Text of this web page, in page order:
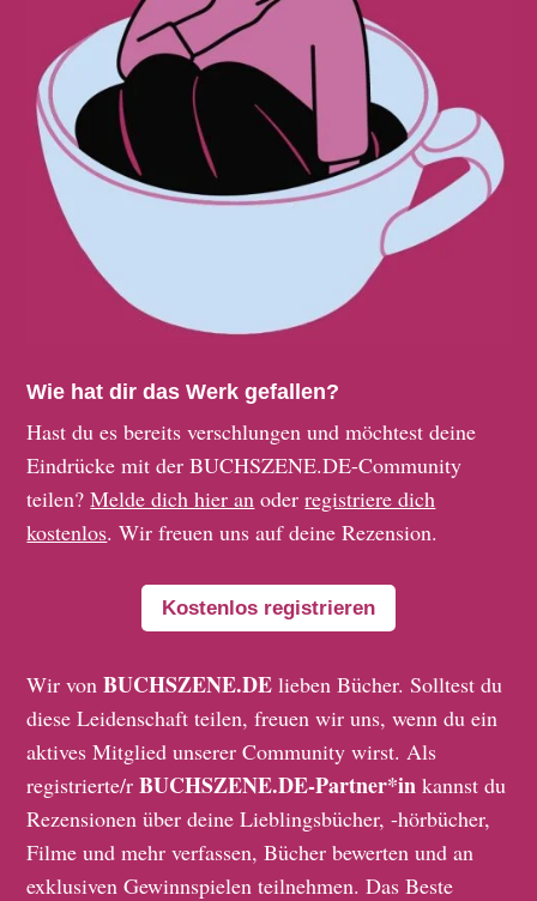
Wie hat dir das Werk gefallen?
Hast du es bereits verschlungen und möchtest deine
Eindrücke mit der BUCHSZENE.DE-Community
teilen?Melde dich hier an oderregistriere dich
kostenlos. Wir freuen uns auf deine Rezension.
Kostenlos registrieren
Wir vonBUCHSZENE.DE lieben Bücher. Solltest du
diese Leidenschaft teilen, freuen wir uns, wenn du ein
aktives Mitglied unserer Community wirst. Als
registrierte/rBUCHSZENE.DE-Partner*in kannst du
Rezensionen über deine Lieblingsbücher, -hörbücher,
Filme und mehr verfassen, Bücher bewerten und an
exklusiven Gewinnspielen teilnehmen. Das Beste